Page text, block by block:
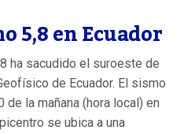
5,8 en Ecuador
ha sacudido el suroeste de
de Ecuador. El sismo
la mañana (hora local) en
se ubica a una